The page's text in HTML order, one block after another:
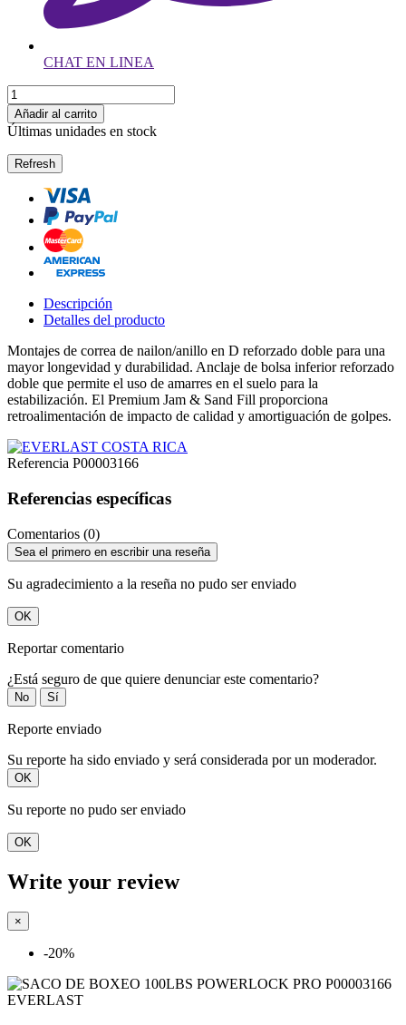
CHAT EN LINEA
Añadir al carrito
Últimas unidades en stock
Descripción
Detalles del producto
Montajes de correa de nailon/anillo en D reforzado doble para una
mayor longevidad y durabilidad. Anclaje de bolsa inferior reforzado
doble que permite el uso de amarres en el suelo para la
estabilización. El Premium Jam & Sand Fill proporciona
retroalimentación de impacto de calidad y amortiguación de golpes.
Referencia P00003166
Referencias específicas
Comentarios (0)
Sea el primero en escribir una reseña
Su agradecimiento a la reseña no pudo ser enviado
OK
Reportar comentario
¿Está seguro de que quiere denunciar este comentario?
No Sí
Reporte enviado
Su reporte ha sido enviado y será considerada por un moderador.
OK
Su reporte no pudo ser enviado
OK
Write your review
×
-20%